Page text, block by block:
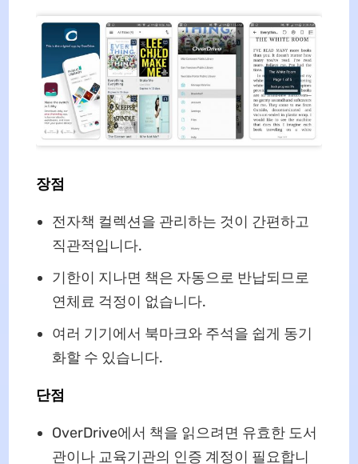
장점
전자책 컬렉션을 관리하는 것이 간편하고
직관적입니다.
기한이 지나면 책은 자동으로 반납되므로
연체료 걱정이 없습니다.
여러 기기에서 북마크와 주석을 쉽게 동기
화할 수 있습니다.
단점
OverDrive에서 책을 읽으려면 유효한 도서
관이나 교육기관의 인증 계정이 필요합니